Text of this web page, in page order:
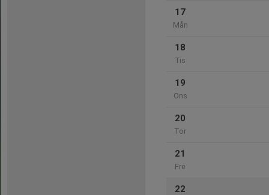
17
Mån
18
Tis
19
Ons
20
Tor
21
Fre
22